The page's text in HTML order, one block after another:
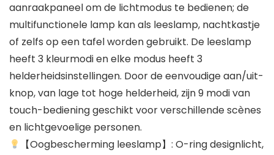
aanraakpaneel om de lichtmodus te bedienen; de
multifunctionele lamp kan als leeslamp, nachtkastje
of zelfs op een tafel worden gebruikt. De leeslamp
heeft 3 kleurmodi en elke modus heeft 3
helderheidsinstellingen. Door de eenvoudige aan/uit-
knop, van lage tot hoge helderheid, zijn 9 modi van
touch-bediening geschikt voor verschillende scènes
en lichtgevoelige personen.
【Oogbescherming leeslamp】: O-ring designlicht,